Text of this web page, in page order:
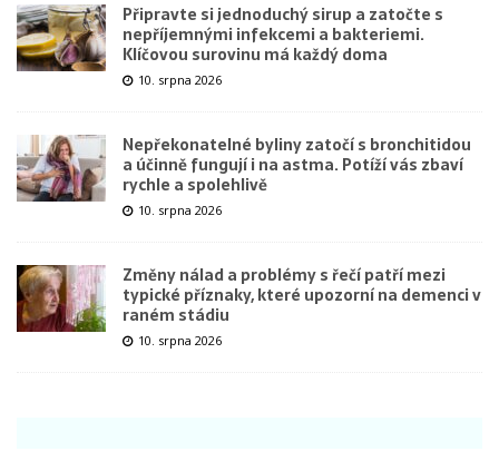
Připravte si jednoduchý sirup a zatočte s
nepříjemnými infekcemi a bakteriemi.
Klíčovou surovinu má každý doma
10. srpna 2026
Nepřekonatelné byliny zatočí s bronchitidou
a účinně fungují i na astma. Potíží vás zbaví
rychle a spolehlivě
10. srpna 2026
Změny nálad a problémy s řečí patří mezi
typické příznaky, které upozorní na demenci v
raném stádiu
10. srpna 2026